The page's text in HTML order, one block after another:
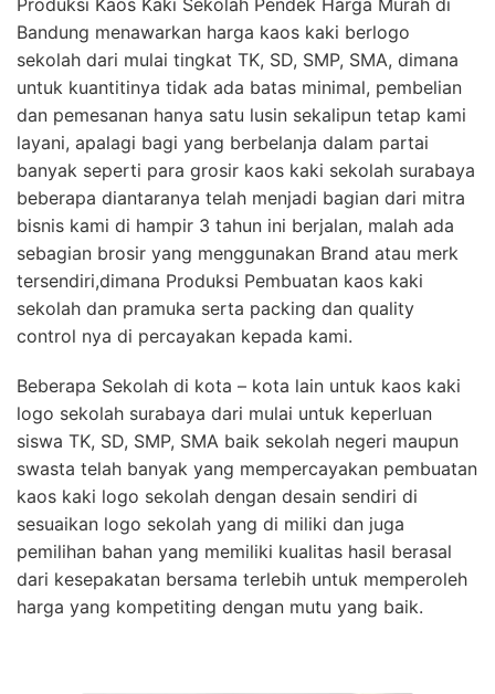
Bandung menawarkan harga kaos kaki berlogo
sekolah dari mulai tingkat TK, SD, SMP, SMA, dimana
untuk kuantitinya tidak ada batas minimal, pembelian
dan pemesanan hanya satu lusin sekalipun tetap kami
layani, apalagi bagi yang berbelanja dalam partai
banyak seperti para grosir kaos kaki sekolah surabaya
beberapa diantaranya telah menjadi bagian dari mitra
bisnis kami di hampir 3 tahun ini berjalan, malah ada
sebagian brosir yang menggunakan Brand atau merk
tersendiri,dimana Produksi Pembuatan kaos kaki
sekolah dan pramuka serta packing dan quality
control nya di percayakan kepada kami.
Beberapa Sekolah di kota – kota lain untuk kaos kaki
logo sekolah surabaya dari mulai untuk keperluan
siswa TK, SD, SMP, SMA baik sekolah negeri maupun
swasta telah banyak yang mempercayakan pembuatan
kaos kaki logo sekolah dengan desain sendiri di
sesuaikan logo sekolah yang di miliki dan juga
pemilihan bahan yang memiliki kualitas hasil berasal
dari kesepakatan bersama terlebih untuk memperoleh
harga yang kompetiting dengan mutu yang baik.